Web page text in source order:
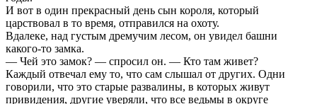
И вот в один прекрасный день сын короля, который
царствовал в то время, отправился на охоту.
Вдалеке, над густым дремучим лесом, он увидел башни
какого-то замка.
— Чей это замок? — спросил он. — Кто там живет?
Каждый отвечал ему то, что сам слышал от других. Одни
говорили, что это старые развалины, в которых живут
привидения, другие уверяли, что все ведьмы в округе